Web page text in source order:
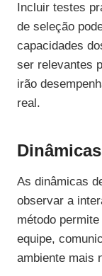
Incluir testes
de seleção
capacidades
ser relevantes
irão
real.
As dinâmicas
observar a
método
equipe,
ambiente mais